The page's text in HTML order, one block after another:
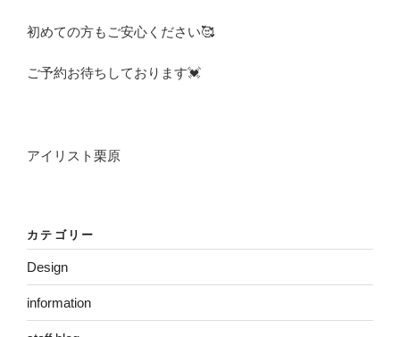
初めての方もご安心ください🥰
ご予約お待ちしております💓
アイリスト栗原
カテゴリー
Design
information